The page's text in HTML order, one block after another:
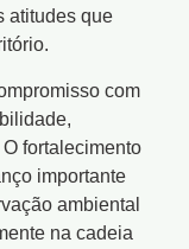
atitudes que
com
fortalecimento
importante
ambiental
na cadeia